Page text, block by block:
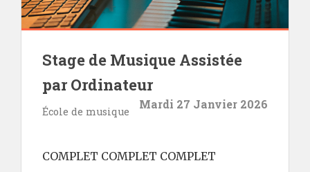
Stage de Musique Assistée
par Ordinateur
École de musique
Mardi 27 Janvier 2026
COMPLET COMPLET COMPLET